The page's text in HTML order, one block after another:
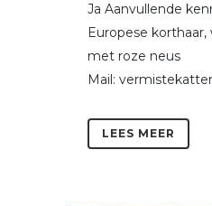
Ja Aanvullende
Europese
met roze neus
Mail:
LEES MEER